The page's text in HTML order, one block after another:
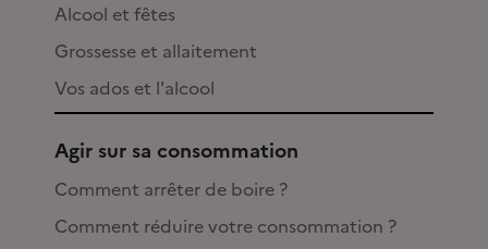
Alcool et fêtes
Grossesse et allaitement
Vos ados et l'alcool
Agir sur sa consommation
Comment arrêter de boire ?
Comment réduire votre consommation ?